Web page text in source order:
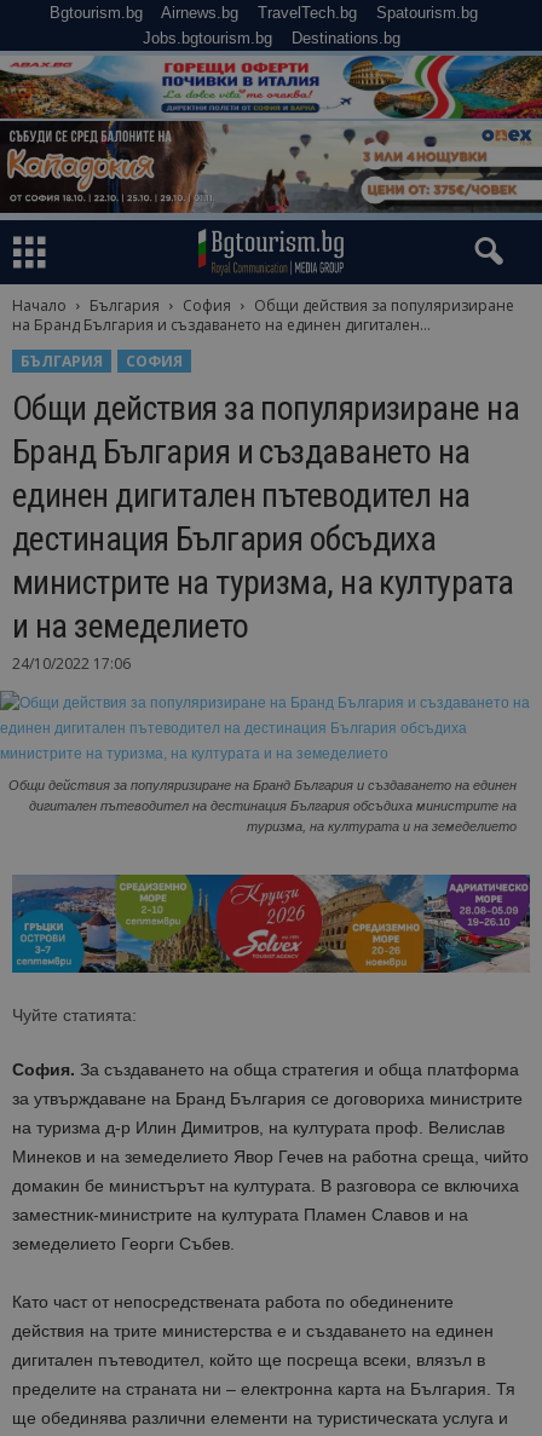
Bgtourism.bg Airnews.bg TravelTech.bg
Spatourism.bg
Jobs.bgtourism.bg
Destinations.bg
Начало България София
Общи действия за популяризиране
на Бранд България и създаването на единен дигитален...
БЪЛГАРИЯ
СОФИЯ
Общи действия за популяризиране на
Бранд България и създаването на
единен дигитален пътеводител на
дестинация България обсъдиха
министрите на туризма, на културата
и на земеделието
24/10/2022 17:06
Общи действия за популяризиране на Бранд България и създаването на единен
дигитален пътеводител на дестинация България обсъдиха министрите на
туризма, на културата и на земеделието
Чуйте статията:
София. За създаването на обща стратегия и обща платформа
за утвърждаване на Бранд България се договориха министрите
на туризма д-р Илин Димитров, на културата проф. Велислав
Минеков и на земеделието Явор Гечев на работна среща, чийто
домакин бе министърът на културата. В разговора се включиха
заместник-министрите на културата Пламен Славов и на
земеделието Георги Събев.
Като част от непосредствената работа по обединените
действия на трите министерства е и създаването на единен
дигитален пътеводител, който ще посреща всеки, влязъл в
пределите на страната ни – електронна карта на България. Тя
ще обединява различни елементи на туристическата услуга и